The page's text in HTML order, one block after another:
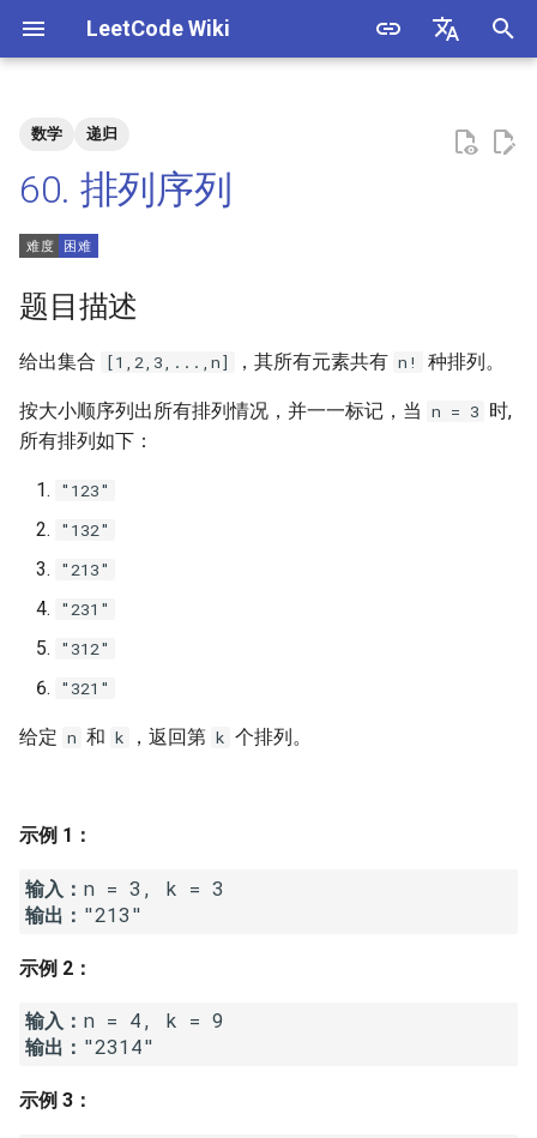
LeetCode Wiki
在
始
化
搜
擎
7. 重建二叉树
9. 用两个栈实现队列
10.2. 青蛙跳台阶问题
12. 矩阵中的路径
13. 机器人的运动范围
15. 二进制中 1 的个数
16. 数值的整数次方
17. 打印从 1 到最大的 n 位数
18. 删除链表的节点
数
4. 只出现一次的数字
5. 单词长度的最大乘积
6. 排序数组中两个数字之和
7. 数组中和为 0 的三个数
8. 和大于等于 target 的最短子
9. 乘积小于 K 的子数组
10. 和为 k 的子数组
13. 二维子矩阵的和
14. 字符串中的变位词
15. 字符串中的所有变位词
16. 不含重复字符的最长子字
1.5. 一次编辑
1.6. 字符串压缩
1.8. 零矩阵
2.1. 移除重复节点
2.2. 返回倒数第 k 个节点
2.5. 链表求和
2.6. 回文链表
2.7. 链表相交
2.8. 环路检测
数学 递归
60. 排列序列
题目描述
给出集合 [1,2,3,...,n] ，其所有元素共有 n! 种排列。
按大小顺序列出所有排列情况，并一一标记，当 n = 3 时,
所有排列如下：
"123"
"132"
"213"
"231"
"312"
"321"
给定 n 和 k ，返回第 k 个排列。
示例 1：
输入：
输出：
示例 2：
输入：
输出：
示例 3：